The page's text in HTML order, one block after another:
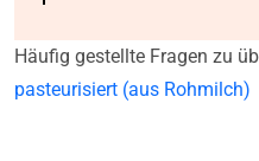
Häufig gestellte Fragen zu
pasteurisiert (aus Rohmilch)